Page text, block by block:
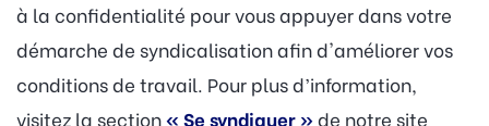
à la confidentialité pour vous appuyer dans votre
démarche de syndicalisation afin d'améliorer vos
conditions de travail. Pour plus d’information,
visitez la section« Se syndiquer » de notre site